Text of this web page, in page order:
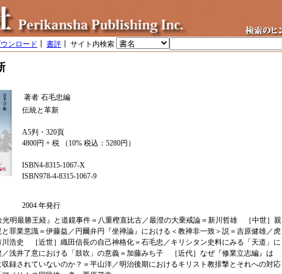
ンロード 書評 ┃ サイト内検索
著者 石毛忠編
伝統と革新
A5判・320頁
4800円 + 税 （10% 税込：5280円）
ISBN4-8315-1067-X
ISBN978-4-8315-1067-9
2004 年発行
光明最勝王経』と道鏡事件＝八重樫直比古／最澄の大乗戒論＝新川哲雄 ［中世］親
罪業意識＝伊藤益／円爾弁円『坐禅論』における＜教禅非一致＞説＝吉原健雄／虎
川浩史 ［近世］織田信長の自己神格化＝石毛忠／キリシタン史料にみる「天道」に
／浅井了意における「鼓吹」の意義＝加藤みち子 ［近代］なぜ『修業立志編』は
収録されていないのか？＝平山洋／明治後期におけるキリスト教排撃とそれへの対応